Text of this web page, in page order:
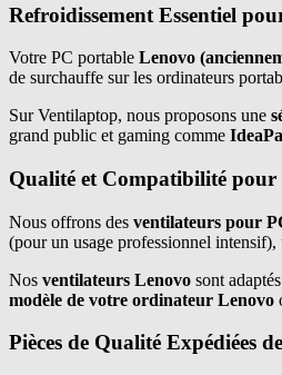
Refroidissement Essentiel
Votre PC portable Lenovo
de surchauffe sur les ordinateurs
Sur Ventilaptop, nous proposons une
grand public et gaming comme
Qualité et Compatibilité pour
Nous offrons des ventilateurs pour
(pour un usage professionnel intensif),
Nos ventilateurs Lenovo sont
modèle de votre ordinateur Lenovo
Pièces de Qualité Expédiées